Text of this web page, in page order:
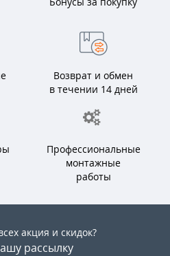
Возврат и обмен
в течении 14 дней
Профессиональные
монтажные
работы
акция и скидок?
рассылку